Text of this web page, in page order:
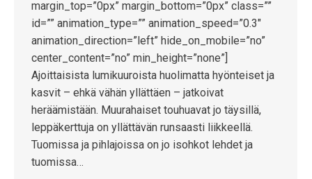
margin_top=”0px” margin_bottom=”0px” class=””
id=”” animation_type=”” animation_speed=”0.3″
animation_direction=”left” hide_on_mobile=”no”
center_content=”no” min_height=”none”]
Ajoittaisista lumikuuroista huolimatta hyönteiset ja
kasvit – ehkä vähän yllättäen – jatkoivat
heräämistään. Muurahaiset touhuavat jo täysillä,
leppäkerttuja on yllättävän runsaasti liikkeellä.
Tuomissa ja pihlajoissa on jo isohkot lehdet ja
tuomissa…